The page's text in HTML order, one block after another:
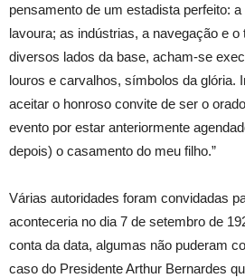
pensamento de um estadista perfeito:
lavoura; as indústrias, a navegação e
diversos lados da base, acham-se
louros e carvalhos, símbolos da glória.
aceitar o honroso convite de ser o
evento por estar anteriormente
depois) o casamento do meu filho.”
Várias autoridades foram convidadas
aconteceria no dia 7 de setembro de
conta da data, algumas não puderam
caso do Presidente Arthur Bernardes